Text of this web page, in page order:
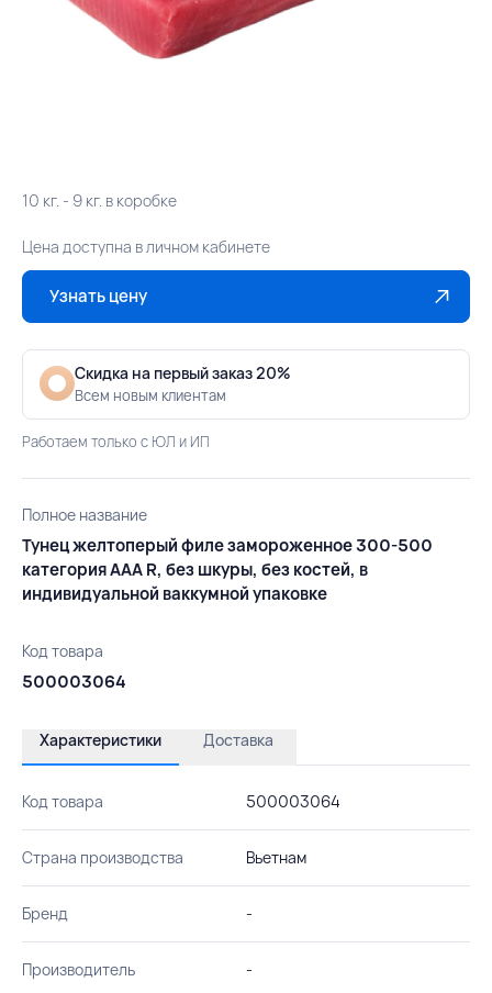
10 кг. - 9 кг. в коробке
Цена доступна в личном кабинете
Узнать цену
Скидка на первый заказ 20%
Всем новым клиентам
Работаем только с ЮЛ и ИП
Полное название
Тунец желтоперый филе замороженное 300-500
категория AAA R, без шкуры, без костей, в
индивидуальной ваккумной упаковке
Код товара
500003064
Характеристики Доставка
Код товара 500003064
Страна производства Вьетнам
Бренд -
Производитель -